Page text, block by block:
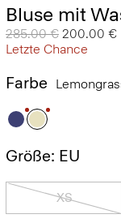
Bluse mit
Preis reduziert von
285.00 € auf
200.00 €
Letzte Chance
Farbe
Größe: EU
XS